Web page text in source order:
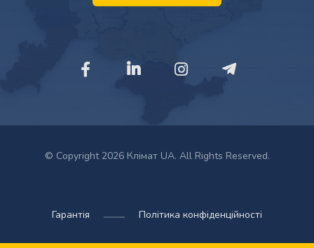
© Copyright 2026 Клімат UA. All Rights Reserved.
Політика конфіденційності
Гарантія